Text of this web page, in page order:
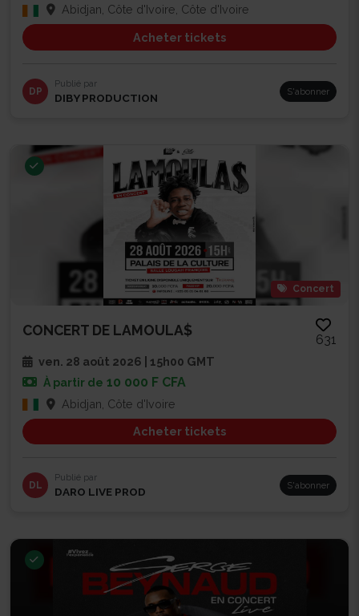
Abidjan, Côte d'Ivoire, Côte d'Ivoire
Acheter tickets
DP
Publié par
DIBY PRODUCTION S'abonner
Concert
CONCERT DE LAMOULA$
631
ven. 28 août 2026 | 15h00 GMT
À partir de 10 000 F CFA
Abidjan, Côte d'Ivoire
Acheter tickets
DL
Publié par
DARO LIVE PROD S'abonner